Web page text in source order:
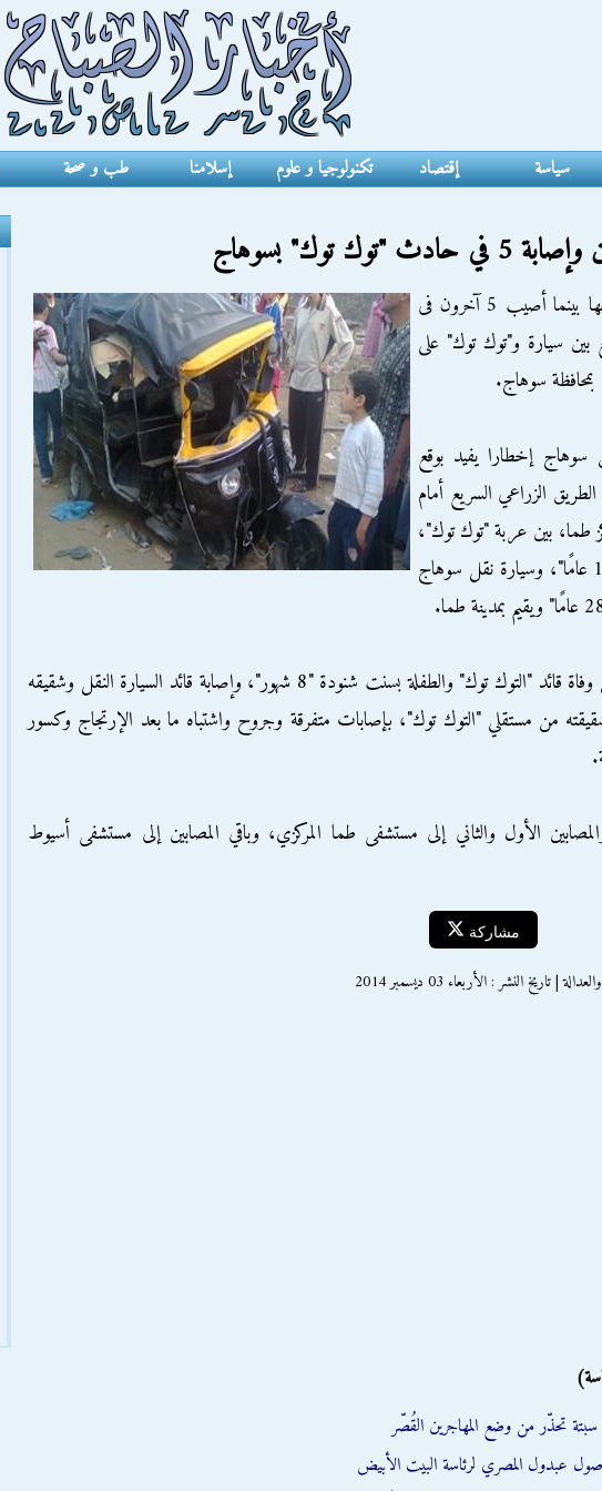
سياسة إقتصاد تكنولوجيا و علوم إسلامنا طب و صحة
توك" بسوهاج
لقى شخصين مصرعها بينما أصيب 5 آخرون فى
سيارة و"توك توك" على
سوهاج.
سوهاج إخطارا يفيد بوقع
الزراعي السريع أمام
طما، بين عربة "توك توك"،
قيادة باسم منير "19 عامًا"، وسيارة نقل سوهاج
وأسفر الحادث عن وفاة قائد "التوك توك" والطفلة بسنت شنودة "8 شهور"، وإصابة قائد السيارة النقل وشقيقه
من مستقلي "التوك توك"، بإصابات متفرقة وجروح واشتباه ما بعد الإرتجاج وكسور
الأول والثاني إلى مستشفى طما المركزي، وباقي المصابين إلى مستشفى أسيوط
مشاركة
تاريخ النشر : الأربعاء 03 ديسمبر 2014
سبتة تحذّر من وضع المهاجرين القُصّر
عبدول المصري لرئاسة البيت الأبيض